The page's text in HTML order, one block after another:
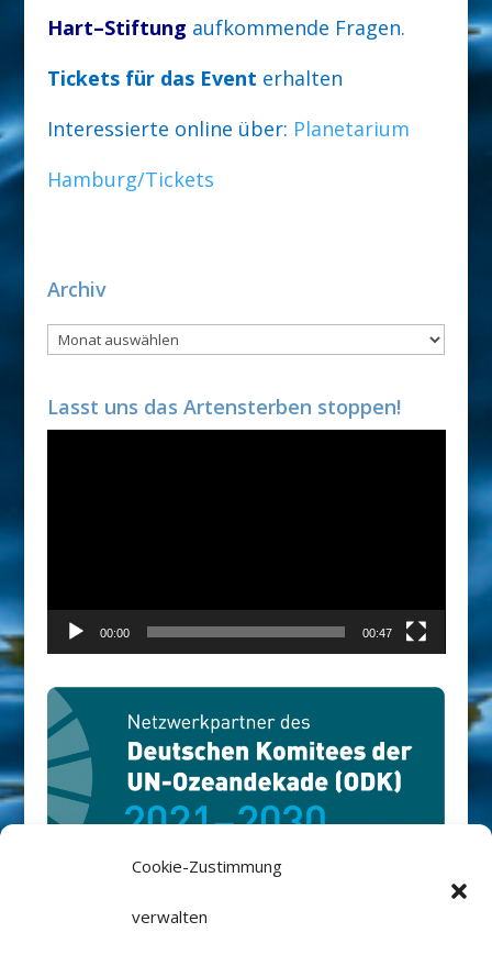
Cookie-Zustimmung
verwalten
Hart–Stiftung aufkommende Fragen.
Tickets für das Event erhalten
Interessierte online über: Planetarium
Hamburg/Tickets
Archiv
Archiv
Lasst uns das Artensterben stoppen!
00:00 00:47